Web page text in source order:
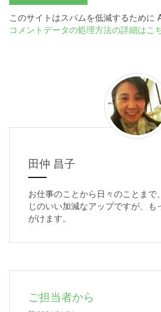
このサイトはスパムを低減するために
コメントデータの処理方法の詳細はこ
田仲 昌子
お仕事のことから日々のことまで
じのいい加減なアップですが、
がけます。
ご担当者から